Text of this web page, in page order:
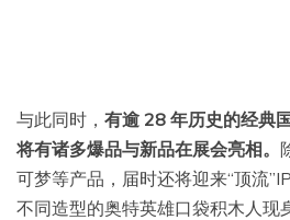
与此同时， 有逾 28 年历史的经典
将有诸多爆品与新品在展会亮相。
可梦等产品，届时还将迎来“顶流
不同造型的奥特英雄口袋积木人现